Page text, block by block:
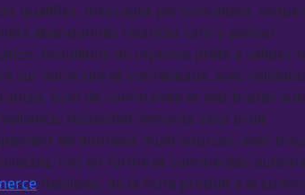
qualifiés, messages personnalisés,
abandonnés relancés sans y penser
, brouillons de réponse prêts à valider,
sur votre site et vos réseaux, avec
suivi de commande et avis traités
, l’essentiel remonté sans bruit
de données multi-sources, avec
mis en forme et commentés
fiabilisés, de la fiche produit à la